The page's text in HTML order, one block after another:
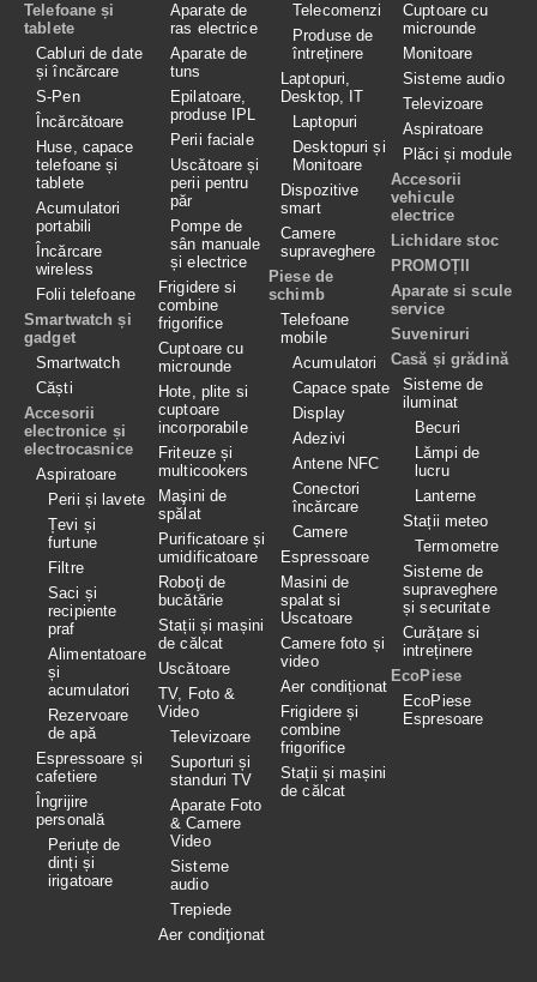
Telefoane și
tablete
Cabluri de date
și încărcare
S-Pen
Încărcătoare
Huse, capace
telefoane și
tablete
Acumulatori
portabili
Încărcare
wireless
Folii telefoane
Smartwatch și
gadget
Smartwatch
Căști
Accesorii
electronice și
electrocasnice
Aspiratoare
Perii și lavete
Țevi și
furtune
Filtre
Saci și
recipiente
praf
Alimentatoare
și
acumulatori
Rezervoare
de apă
Espressoare și
cafetiere
Îngrijire
personală
Periuțe de
dinți și
irigatoare
Aparate de
ras electrice
Aparate de
tuns
Epilatoare,
produse IPL
Perii faciale
Uscătoare și
perii pentru
păr
Pompe de
sân manuale
și electrice
Frigidere si
combine
frigorifice
Cuptoare cu
microunde
Hote, plite si
cuptoare
incorporabile
Friteuze și
multicookers
Maşini de
spălat
Purificatoare și
umidificatoare
Roboţi de
bucătărie
Stații și mașini
de călcat
Uscătoare
TV, Foto &
Video
Televizoare
Suporturi și
standuri TV
Aparate Foto
& Camere
Video
Sisteme
audio
Trepiede
Aer condiţionat
Telecomenzi
Produse de
întreținere
Laptopuri,
Desktop, IT
Laptopuri
Desktopuri și
Monitoare
Dispozitive
smart
Camere
supraveghere
Piese de
schimb
Telefoane
mobile
Acumulatori
Capace spate
Display
Adezivi
Antene NFC
Conectori
încărcare
Camere
Espressoare
Masini de
spalat si
Uscatoare
Camere foto și
video
Aer condiționat
Frigidere și
combine
frigorifice
Stații și mașini
de călcat
Cuptoare cu
microunde
Monitoare
Sisteme audio
Televizoare
Aspiratoare
Plăci și module
Accesorii
vehicule
electrice
Lichidare stoc
PROMOȚII
Aparate si scule
service
Suveniruri
Casă și grădină
Sisteme de
iluminat
Becuri
Lămpi de
lucru
Lanterne
Stații meteo
Termometre
Sisteme de
supraveghere
și securitate
Curățare si
intreținere
EcoPiese
EcoPiese
Espresoare